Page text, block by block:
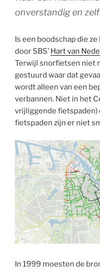
onverstandig en
Is een boodschap die
door SBS’ Hart van
Terwijl snorfietsen niet
gestuurd waar dat
wordt alleen van een
verbannen. Niet in het
vrijliggende fietspaden)
fietspaden zijn er niet
In 1999 moesten de